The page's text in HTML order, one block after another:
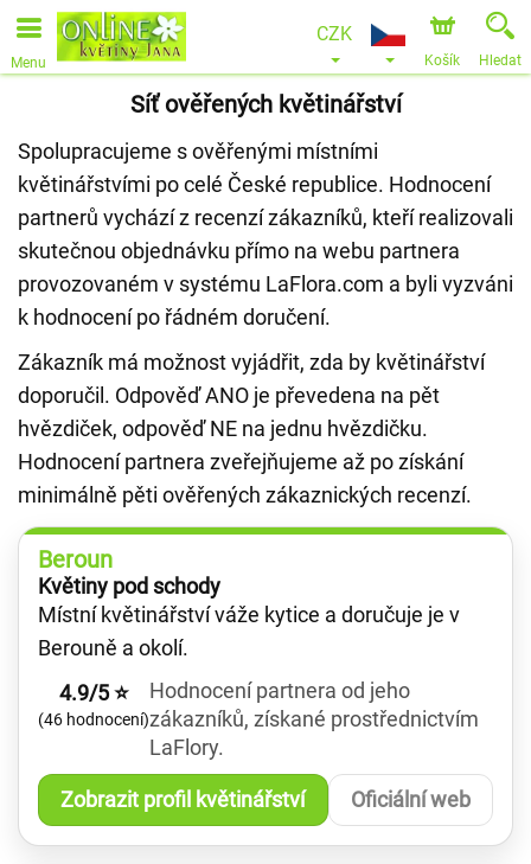
Menu
CZK
Košík Hledat
Síť ověřených květinářství
Spolupracujeme s ověřenými místními
květinářstvími po celé České republice. Hodnocení
partnerů vychází z recenzí zákazníků, kteří realizovali
skutečnou objednávku přímo na webu partnera
provozovaném v systému LaFlora.com a byli vyzváni
k hodnocení po řádném doručení.
Zákazník má možnost vyjádřit, zda by květinářství
doporučil. Odpověď ANO je převedena na pět
hvězdiček, odpověď NE na jednu hvězdičku.
Hodnocení partnera zveřejňujeme až po získání
minimálně pěti ověřených zákaznických recenzí.
Beroun
Květiny pod schody
Místní květinářství váže kytice a doručuje je v
Berouně a okolí.
4.9/5 ⭐
(46 hodnocení)
Hodnocení partnera od jeho
zákazníků, získané prostřednictvím
LaFlory.
Zobrazit profil květinářství Oficiální web